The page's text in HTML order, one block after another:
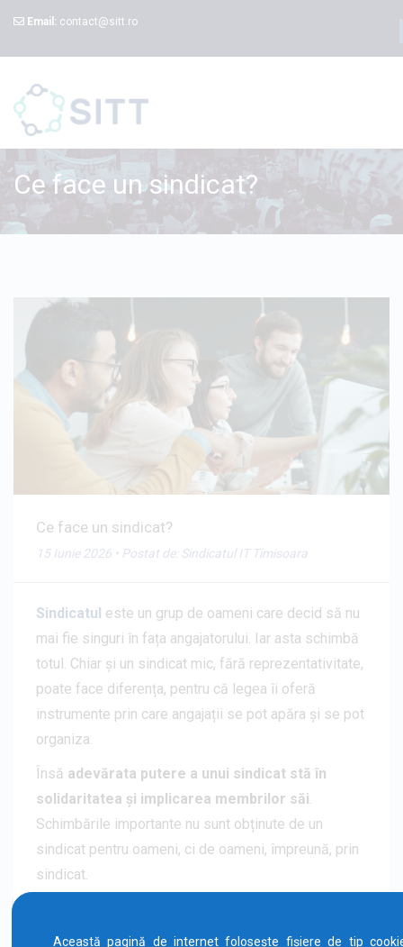
Email: contact@sitt.ro
Ce face un sindicat?
Ce face un sindicat?
15 Iunie 2026 • Postat de: Sindicatul IT Timisoara
Sindicatul este un grup de oameni care decid să nu
mai fie singuri în fața angajatorului. Iar asta schimbă
totul. Chiar și un sindicat mic, fără reprezentativitate,
poate face diferența, pentru că legea îi oferă
instrumente prin care angajații se pot apăra și se pot
organiza.
Însă adevărata putere a unui sindicat stă în
solidaritatea și implicarea membrilor săi.
Schimbările importante nu sunt obținute de un
sindicat pentru oameni, ci de oameni, împreună, prin
sindicat.
Această pagină de internet folosește fișiere de tip